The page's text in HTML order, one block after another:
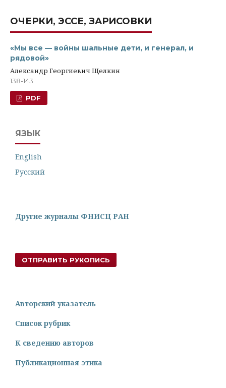
ОЧЕРКИ, ЭССЕ, ЗАРИСОВКИ
«Мы все — войны шальные дети, и генерал, и
рядовой»
Александр Георгиевич Щелкин
138-143
PDF
ЯЗЫК
English
Русский
Другие журналы ФНИСЦ РАН
ОТПРАВИТЬ РУКОПИСЬ
Авторский указатель
Список рубрик
К сведению авторов
Публикационная этика